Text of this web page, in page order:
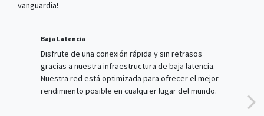
Disfrute de una conexión rápida y sin retrasos
rendimiento posible en cualquier lugar del mundo.
Monitoreo en Tiempo Real
Monitoree el rendimiento de su red en tiempo real